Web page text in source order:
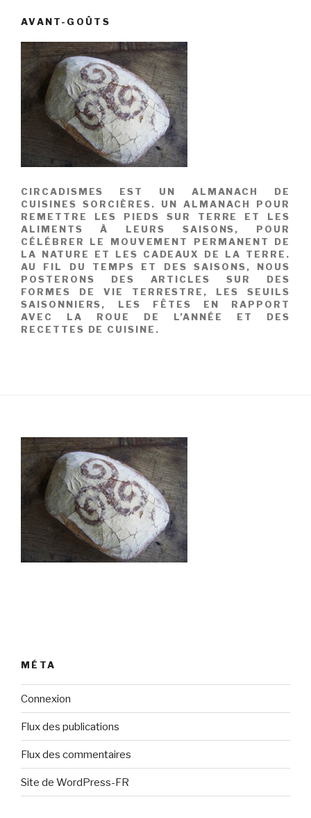
AVANT-GOÛTS
CIRCADISMES EST UN ALMANACH DE
CUISINES SORCIÈRES. UN ALMANACH POUR
REMETTRE LES PIEDS SUR TERRE ET LES
ALIMENTS À LEURS SAISONS, POUR
CÉLÉBRER LE MOUVEMENT PERMANENT DE
LA NATURE ET LES CADEAUX DE LA TERRE.
AU FIL DU TEMPS ET DES SAISONS, NOUS
POSTERONS DES ARTICLES SUR DES
FORMES DE VIE TERRESTRE, LES SEUILS
SAISONNIERS, LES FÊTES EN RAPPORT
AVEC LA ROUE DE L’ANNÉE ET DES
RECETTES DE CUISINE.
MÉTA
Connexion
Flux des publications
Flux des commentaires
Site de WordPress-FR